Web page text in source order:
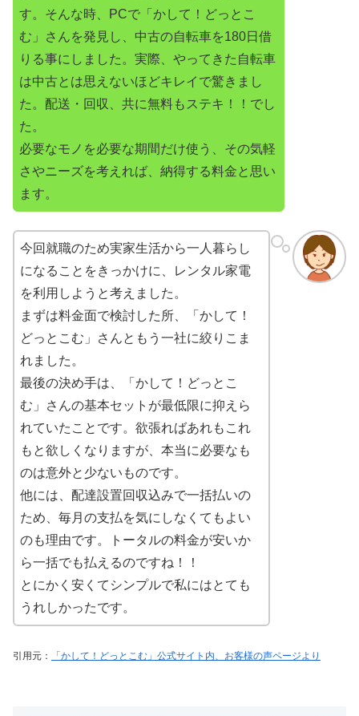
す。そんな時、PCで「かして！どっとこ
む」さんを発見し、中古の自転車を180日借
りる事にしました。実際、やってきた自転車
は中古とは思えないほどキレイで驚きまし
た。配送・回収、共に無料もステキ！！でし
た。
必要なモノを必要な期間だけ使う、その気軽
さやニーズを考えれば、納得する料金と思い
ます。
今回就職のため実家生活から一人暮らし
になることをきっかけに、レンタル家電
を利用しようと考えました。
まずは料金面で検討した所、「かして！
どっとこむ」さんともう一社に絞りこま
れました。
最後の決め手は、「かして！どっとこ
む」さんの基本セットが最低限に抑えら
れていたことです。欲張ればあれもこれ
もと欲しくなりますが、本当に必要なも
のは意外と少ないものです。
他には、配達設置回収込みで一括払いの
ため、毎月の支払を気にしなくてもよい
のも理由です。トータルの料金が安いか
ら一括でも払えるのですね！！
とにかく安くてシンプルで私にはとても
うれしかったです。
引用元： 「かして！どっとこむ」公式サイト内、お客様の声ページより